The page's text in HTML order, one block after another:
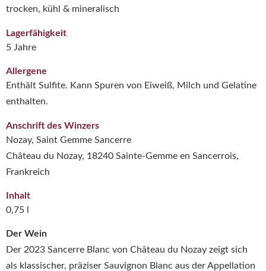
Der Wein
Der 2023 Sancerre Blanc von Château du Nozay zeigt sich
als klassischer, präziser Sauvignon Blanc aus der Appellation
trocken, kühl & mineralisch
Lagerfähigkeit
5 Jahre
Allergene
Enthält Sulfite. Kann Spuren von Eiweiß, Milch und Gelatine
enthalten.
Anschrift des Winzers
Nozay, Saint Gemme Sancerre
Château du Nozay, 18240 Sainte-Gemme en Sancerrois,
Frankreich
Inhalt
0,75 l